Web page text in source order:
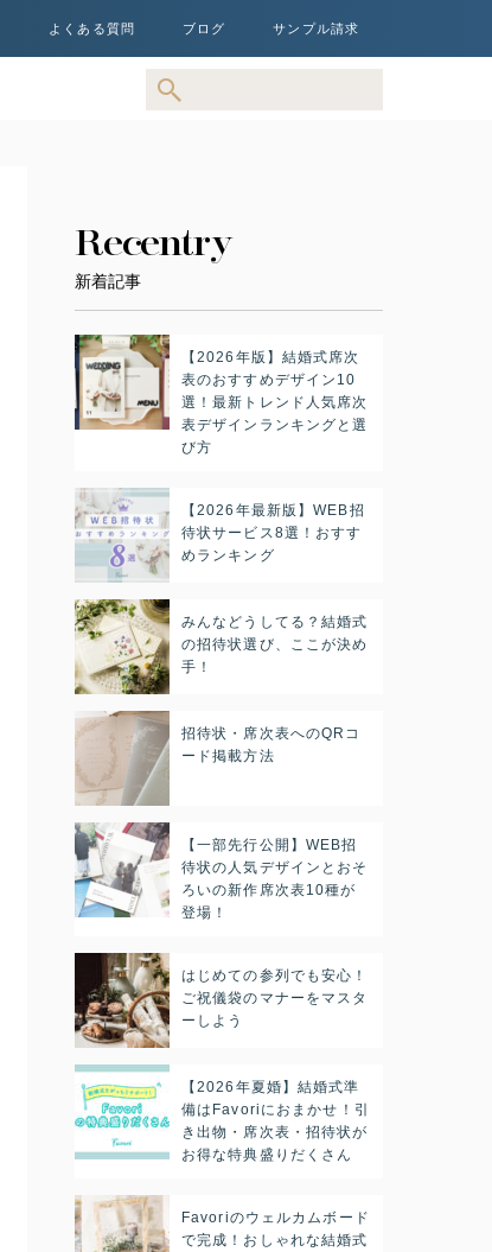
よくある質問 ブログ サンプル請求
Recentry
新着記事
【2026年版】結婚式席次
表のおすすめデザイン10
選！最新トレンド人気席次
表デザインランキングと選
び方
【2026年最新版】WEB招
待状サービス8選！おすす
めランキング
みんなどうしてる？結婚式
の招待状選び、ここが決め
手！
招待状・席次表へのQRコ
ード掲載方法
【一部先行公開】WEB招
待状の人気デザインとおそ
ろいの新作席次表10種が
登場！
はじめての参列でも安心！
ご祝儀袋のマナーをマスタ
ーしよう
【2026年夏婚】結婚式準
備はFavoriにおまかせ！引
き出物・席次表・招待状が
お得な特典盛りだくさん
Favoriのウェルカムボード
で完成！おしゃれな結婚式